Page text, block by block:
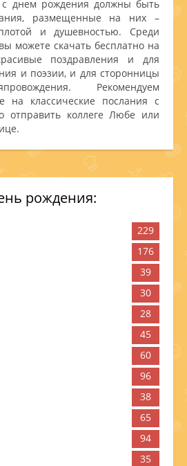
рождения:
229
176
39
30
28
45
60
96
38
65
94
35
днем рождения должны быть
размещенные на них –
и душевностью. Среди
можете скачать бесплатно на
поздравления и для
и поэзии, и для сторонницы
Рекомендуем
на классические послания с
отправить коллеге Любе или